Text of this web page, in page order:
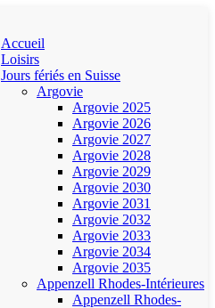
Accueil
Loisirs
Jours fériés en Suisse
Argovie
Argovie 2025
Argovie 2026
Argovie 2027
Argovie 2028
Argovie 2029
Argovie 2030
Argovie 2031
Argovie 2032
Argovie 2033
Argovie 2034
Argovie 2035
Appenzell Rhodes-Intérieures
Appenzell Rhodes-